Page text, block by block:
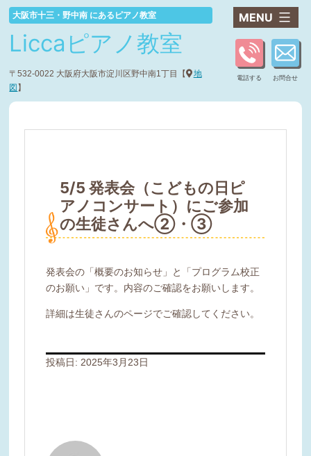
コ
ン
テ
ン
ツ
へ
大阪市十三・野中南 にあるピアノ教室
Liccaピアノ教室
〒532-0022 大阪府大阪市淀川区野中南1丁目【
地
図】
電話する お問合せ
5/5 発表会（こどもの日ピ
アノコンサート）にご参加
の生徒さんへ②・③
発表会の「概要のお知らせ」と「プログラム校正
のお願い」です。内容のご確認をお願いします。
詳細は生徒さんのページでご確認してください。
投稿日: 2025年3月23日